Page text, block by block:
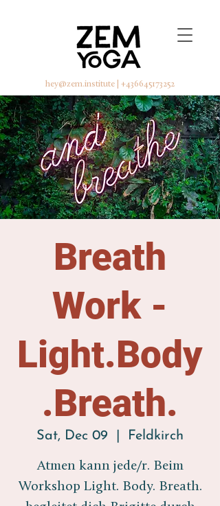
hey@zem.institute| +436645173252
Breath
Work -
Light.Body
.Breath.
Sat, Dec 09 Feldkirch
Atmen kann jede/r. Beim
Workshop Light. Body. Breath.